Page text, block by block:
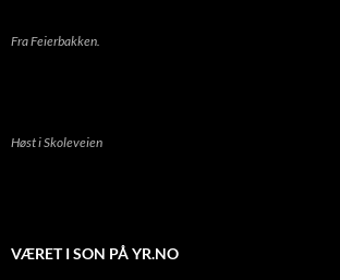
Fra Feierbakken.
Høst i Skoleveien
VÆRET I SON PÅ YR.NO